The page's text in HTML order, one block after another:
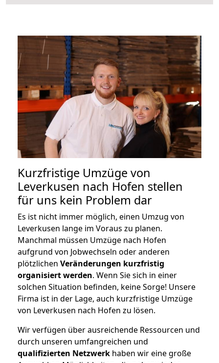
Kurzfristige Umzüge von
Leverkusen nach Hofen stellen
für uns kein Problem dar
Es ist nicht immer möglich, einen Umzug von
Leverkusen lange im Voraus zu planen.
Manchmal müssen Umzüge nach Hofen
aufgrund von Jobwechseln oder anderen
plötzlichen Veränderungen kurzfristig
organisiert werden. Wenn Sie sich in einer
solchen Situation befinden, keine Sorge! Unsere
Firma ist in der Lage, auch kurzfristige Umzüge
von Leverkusen nach Hofen zu lösen.
Wir verfügen über ausreichende Ressourcen und
durch unseren umfangreichen und
qualifizierten Netzwerk haben wir eine große